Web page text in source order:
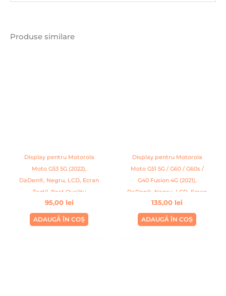
Produse similare
Display pentru Motorola
Moto G53 5G (2022),
DaDen®, Negru, LCD, Ecran
Tactil, Best Quality
95,00 lei
ADAUGĂ ÎN COȘ
Display pentru Motorola
Moto G51 5G / G60 / G60s /
G40 Fusion 4G (2021),
DaDen®, Negru, LCD, Ecran
Tactil, Best Quality
135,00 lei
ADAUGĂ ÎN COȘ